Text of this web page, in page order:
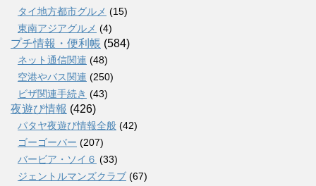
タイ地方都市グルメ (15)
東南アジアグルメ (4)
プチ情報・便利帳 (584)
ネット通信関連 (48)
空港やバス関連 (250)
ビザ関連手続き (43)
夜遊び情報 (426)
パタヤ夜遊び情報全般 (42)
ゴーゴーバー (207)
バービア・ソイ６ (33)
ジェントルマンズクラブ (67)